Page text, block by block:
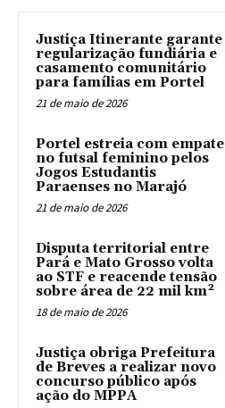
Justiça Itinerante garante
regularização fundiária e
casamento comunitário
para famílias em Portel
21 de maio de 2026
Portel estreia com empate
no futsal feminino pelos
Jogos Estudantis
Paraenses no Marajó
21 de maio de 2026
Disputa territorial entre
Pará e Mato Grosso volta
ao STF e reacende tensão
sobre área de 22 mil km²
18 de maio de 2026
Justiça obriga Prefeitura
de Breves a realizar novo
concurso público após
ação do MPPA